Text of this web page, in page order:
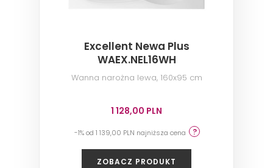
Excellent Newa Plus
WAEX.NEL16WH
Wanna narożna lewa, 160x95 cm
1 128,00 PLN
-1% od 1 139,00 PLN najniższa cena
ZOBACZ PRODUKT